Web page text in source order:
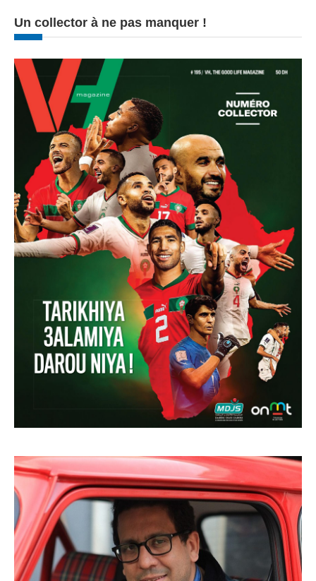
Un collector à ne pas manquer !